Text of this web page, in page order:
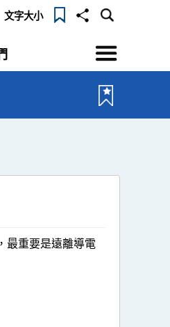
文字大小
選
單
最重要是遠離導電